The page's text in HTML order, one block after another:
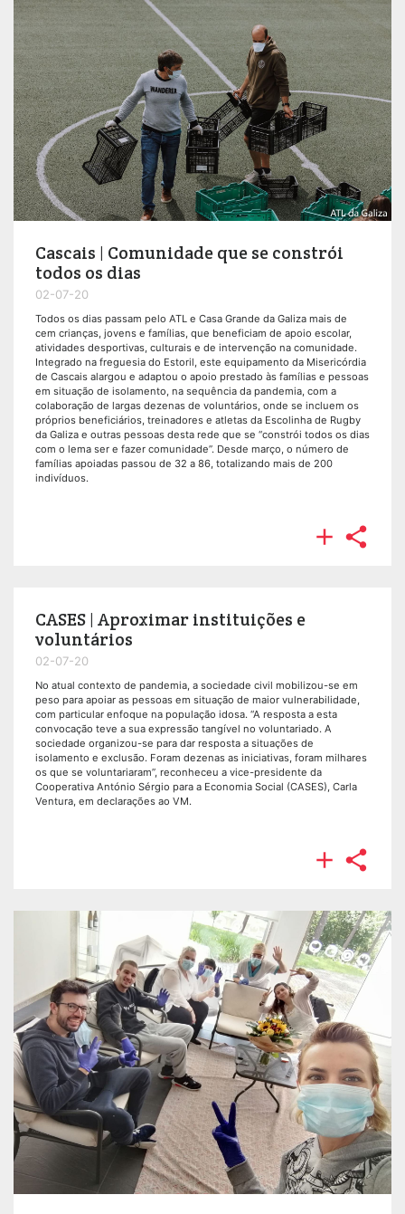
Cascais | Comunidade que se constrói
todos os dias
02-07-20
Todos os dias passam pelo ATL e Casa Grande da Galiza mais de
cem crianças, jovens e famílias, que beneficiam de apoio escolar,
atividades desportivas, culturais e de intervenção na comunidade.
Integrado na freguesia do Estoril, este equipamento da Misericórdia
de Cascais alargou e adaptou o apoio prestado às famílias e pessoas
em situação de isolamento, na sequência da pandemia, com a
colaboração de largas dezenas de voluntários, onde se incluem os
próprios beneficiários, treinadores e atletas da Escolinha de Rugby
da Galiza e outras pessoas desta rede que se “constrói todos os dias
com o lema ser e fazer comunidade”. Desde março, o número de
famílias apoiadas passou de 32 a 86, totalizando mais de 200
indivíduos.
 
CASES | Aproximar instituições e
voluntários
02-07-20
No atual contexto de pandemia, a sociedade civil mobilizou-se em
peso para apoiar as pessoas em situação de maior vulnerabilidade,
com particular enfoque na população idosa. “A resposta a esta
convocação teve a sua expressão tangível no voluntariado. A
sociedade organizou-se para dar resposta a situações de
isolamento e exclusão. Foram dezenas as iniciativas, foram milhares
os que se voluntariaram”, reconheceu a vice-presidente da
Cooperativa António Sérgio para a Economia Social (CASES), Carla
Ventura, em declarações ao VM.
 